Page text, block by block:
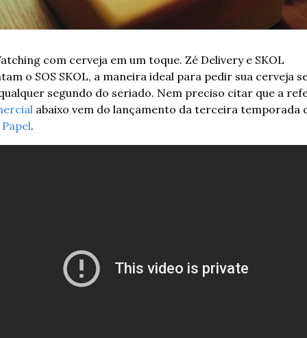
com cerveja em um toque. Zé Delivery e SKOL
o SOS SKOL, a maneira ideal para pedir sua cerveja
segundo do seriado. Nem preciso citar que a
abaixo vem do lançamento da terceira temporada
.